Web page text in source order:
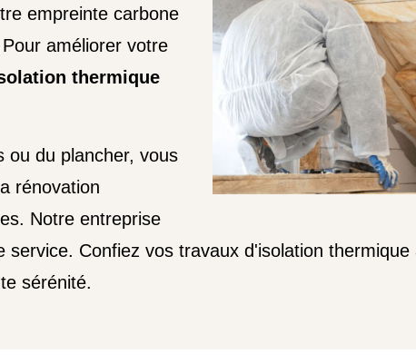
empreinte carbone
améliorer votre
thermique
ou du plancher, vous
rénovation
Notre entreprise
Confiez vos travaux d'isolation thermique
sérénité.